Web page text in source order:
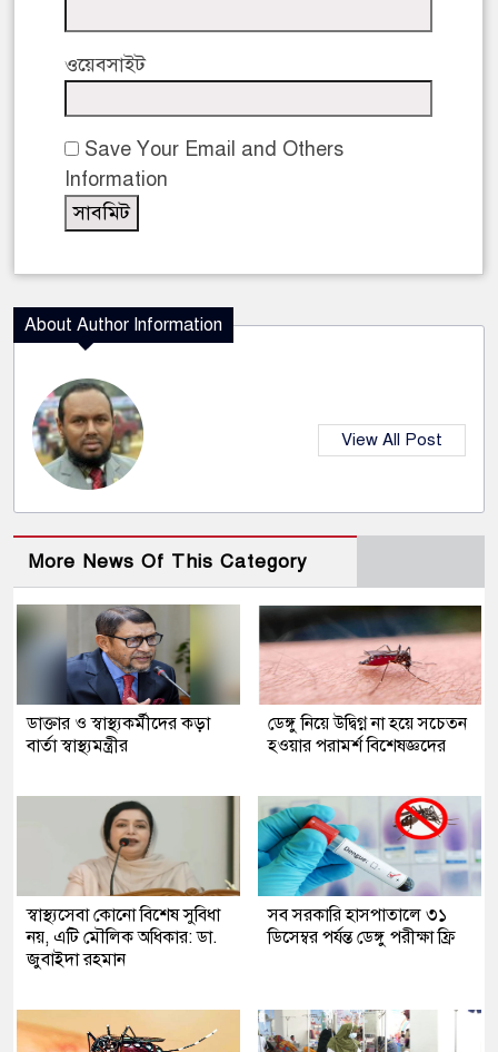
ওয়েবসাইট
Save Your Email and Others
Information
About Author Information
View All Post
More News Of This Category
ডাক্তার ও স্বাস্থ্যকর্মীদের কড়া
বার্তা স্বাস্থ্যমন্ত্রীর
ডেঙ্গু নিয়ে উদ্বিগ্ন না হয়ে সচেতন
হওয়ার পরামর্শ বিশেষজ্ঞদের
স্বাস্থ্যসেবা কোনো বিশেষ সুবিধা
নয়, এটি মৌলিক অধিকার: ডা.
জুবাইদা রহমান
সব সরকারি হাসপাতালে ৩১
ডিসেম্বর পর্যন্ত ডেঙ্গু পরীক্ষা ফ্রি